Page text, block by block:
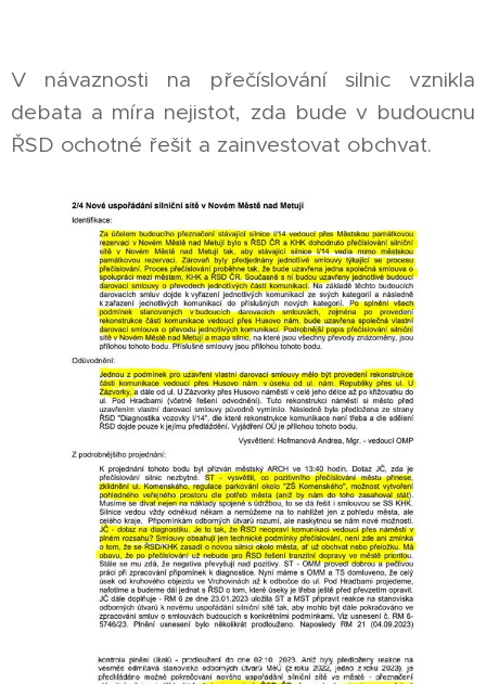
V návaznosti na přečíslování silnic vznikla
debata a míra nejistot, zda bude v budoucnu
ŘSD ochotné řešit a zainvestovat obchvat.